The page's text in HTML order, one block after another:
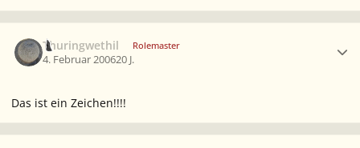
Thuringwethil Rolemaster
4. Februar 200620 J.
Das ist ein Zeichen!!!!